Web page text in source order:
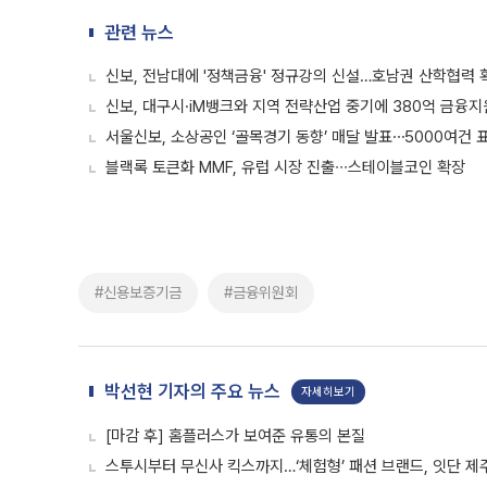
관련 뉴스
신보, 전남대에 '정책금융' 정규강의 신설…호남권 산학협력
신보, 대구시·iM뱅크와 지역 전략산업 중기에 380억 금융지
서울신보, 소상공인 ‘골목경기 동향’ 매달 발표⋯5000여건
블랙록 토큰화 MMF, 유럽 시장 진출∙∙∙스테이블코인 확장
#신용보증기금 #금융위원회
박선현 기자의 주요 뉴스 자세히보기
[마감 후] 홈플러스가 보여준 유통의 본질
스투시부터 무신사 킥스까지…‘체험형’ 패션 브랜드, 잇단 제